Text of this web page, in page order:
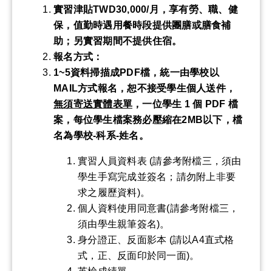
實習津貼TWD30,000/月，享有勞、職、健
保，值勤時遇用餐時段提供團膳或膳食補
助 ；另實習期間不提供住宿。
報名方式：
1~5資料掃描成PDF檔 ，統一由學校以
MAIL方式報名 ，恕不接受學生個人送件，
無須寄送實體表單 ，一位學生 1 個 PDF 檔
案，每位學生檔案務必壓縮在2MB 以下，檔
名為學校-科系-姓名 。
實習人員資料表 (請參考附檔三，須由
學生手寫完成並簽名；請勿附上非要
求之履歷資料)。
個人資料使用同意書(請參考附檔三，
須由學生親筆簽名)。
身分證正、反面影本 (請以A4直式格
式，正、反面印於同一面)。